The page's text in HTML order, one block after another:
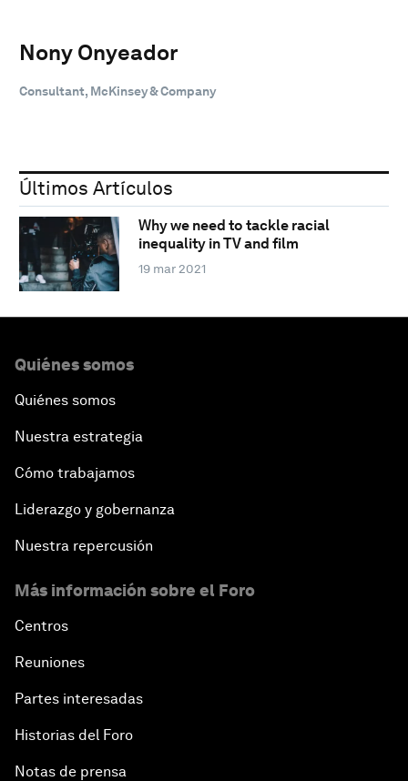
Nony Onyeador
Consultant, McKinsey & Company
Últimos Artículos
Why we need to tackle racial
inequality in TV and film
19 mar 2021
Quiénes somos
Quiénes somos
Nuestra estrategia
Cómo trabajamos
Liderazgo y gobernanza
Nuestra repercusión
Más información sobre el Foro
Centros
Reuniones
Partes interesadas
Historias del Foro
Notas de prensa